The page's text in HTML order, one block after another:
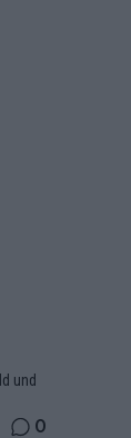
und
0